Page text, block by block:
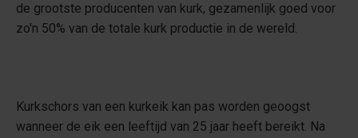
de grootste producenten van kurk, gezamenlijk goed voor
zo'n 50% van de totale kurk productie in de wereld.
Kurkschors van een kurkeik kan pas worden geoogst
wanneer de eik een leeftijd van 25 jaar heeft bereikt. Na